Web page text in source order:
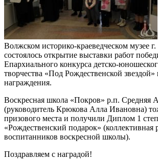
Волжском историко-краеведческом музее
состоялось открытие выставки работ
Епархиального конкурса детско-
творчества «Под Рождественской
награждения.
Воскресная школа «Покров» р.п. Средняя
(руководитель Крюкова Алла Ивановна)
призового места и получили Диплом 1
«Рождественский подарок» (коллективная
воспитанников воскресной школы).
Поздравляем с наградой!